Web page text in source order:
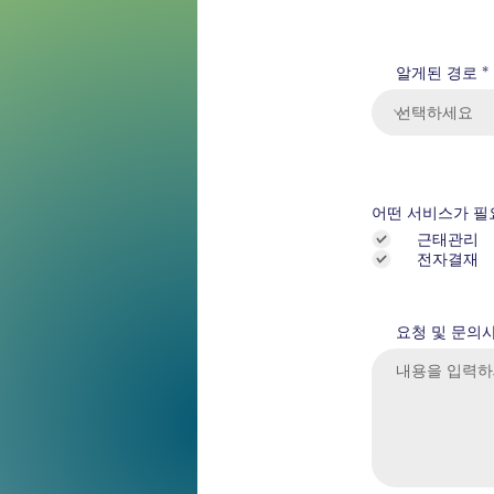
알게된 경로
어떤 서비스가 필
근태관리
전자결재
요청 및 문의